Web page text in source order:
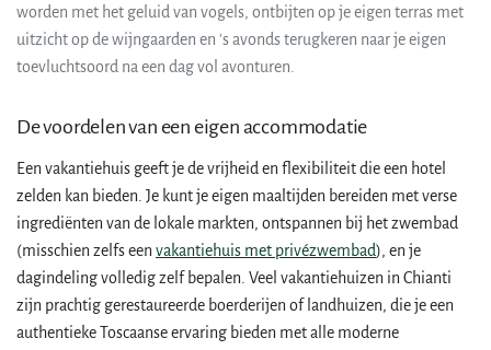
worden met het geluid van vogels, ontbijten op je eigen terras met
uitzicht op de wijngaarden en 's avonds terugkeren naar je eigen
toevluchtsoord na een dag vol avonturen.
De voordelen van een eigen accommodatie
Een vakantiehuis geeft je de vrijheid en flexibiliteit die een hotel
zelden kan bieden. Je kunt je eigen maaltijden bereiden met verse
ingrediënten van de lokale markten, ontspannen bij het zwembad
(misschien zelfs een vakantiehuis met privézwembad), en je
dagindeling volledig zelf bepalen. Veel vakantiehuizen in Chianti
zijn prachtig gerestaureerde boerderijen of landhuizen, die je een
authentieke Toscaanse ervaring bieden met alle moderne